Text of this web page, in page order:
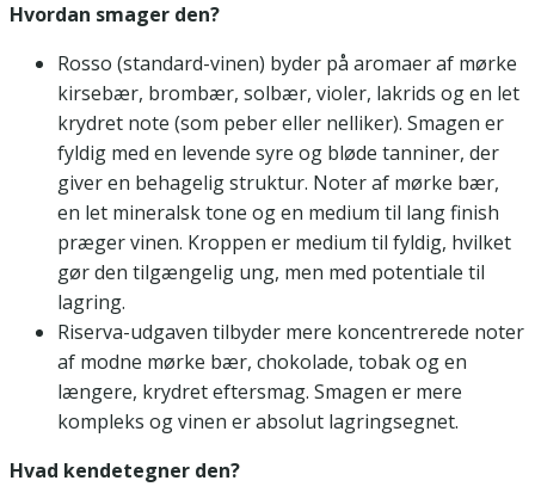
Hvordan smager den?
Rosso (standard-vinen) byder på aromaer af mørke
kirsebær, brombær, solbær, violer, lakrids og en let
krydret note (som peber eller nelliker). Smagen er
fyldig med en levende syre og bløde tanniner, der
giver en behagelig struktur. Noter af mørke bær,
en let mineralsk tone og en medium til lang finish
præger vinen. Kroppen er medium til fyldig, hvilket
gør den tilgængelig ung, men med potentiale til
lagring.
Riserva-udgaven tilbyder mere koncentrerede noter
af modne mørke bær, chokolade, tobak og en
længere, krydret eftersmag. Smagen er mere
kompleks og vinen er absolut lagringsegnet.
Hvad kendetegner den?